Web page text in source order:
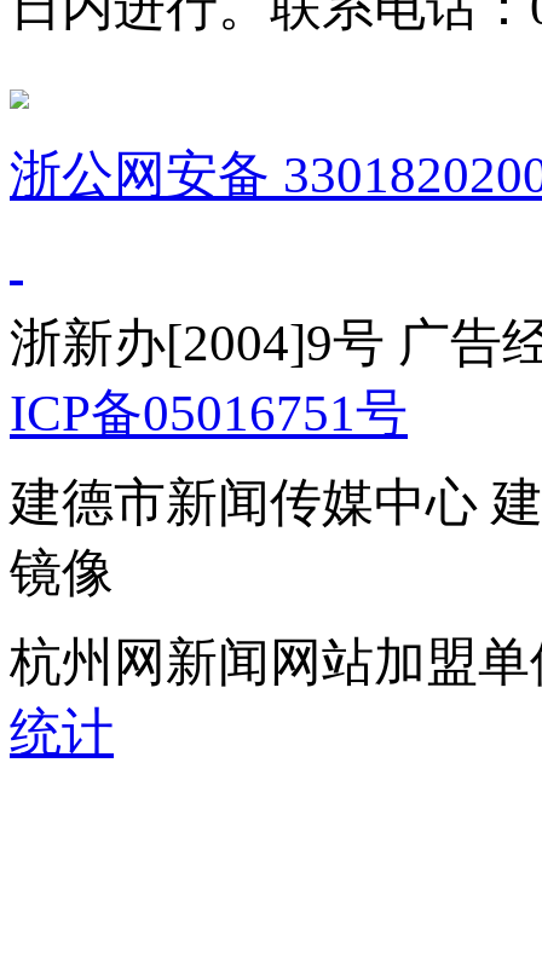
浙公网安备
浙新办[2004]9号 广告
ICP备05016751号
建德市新闻传媒中心
镜像
杭州网新闻网站加盟
统计